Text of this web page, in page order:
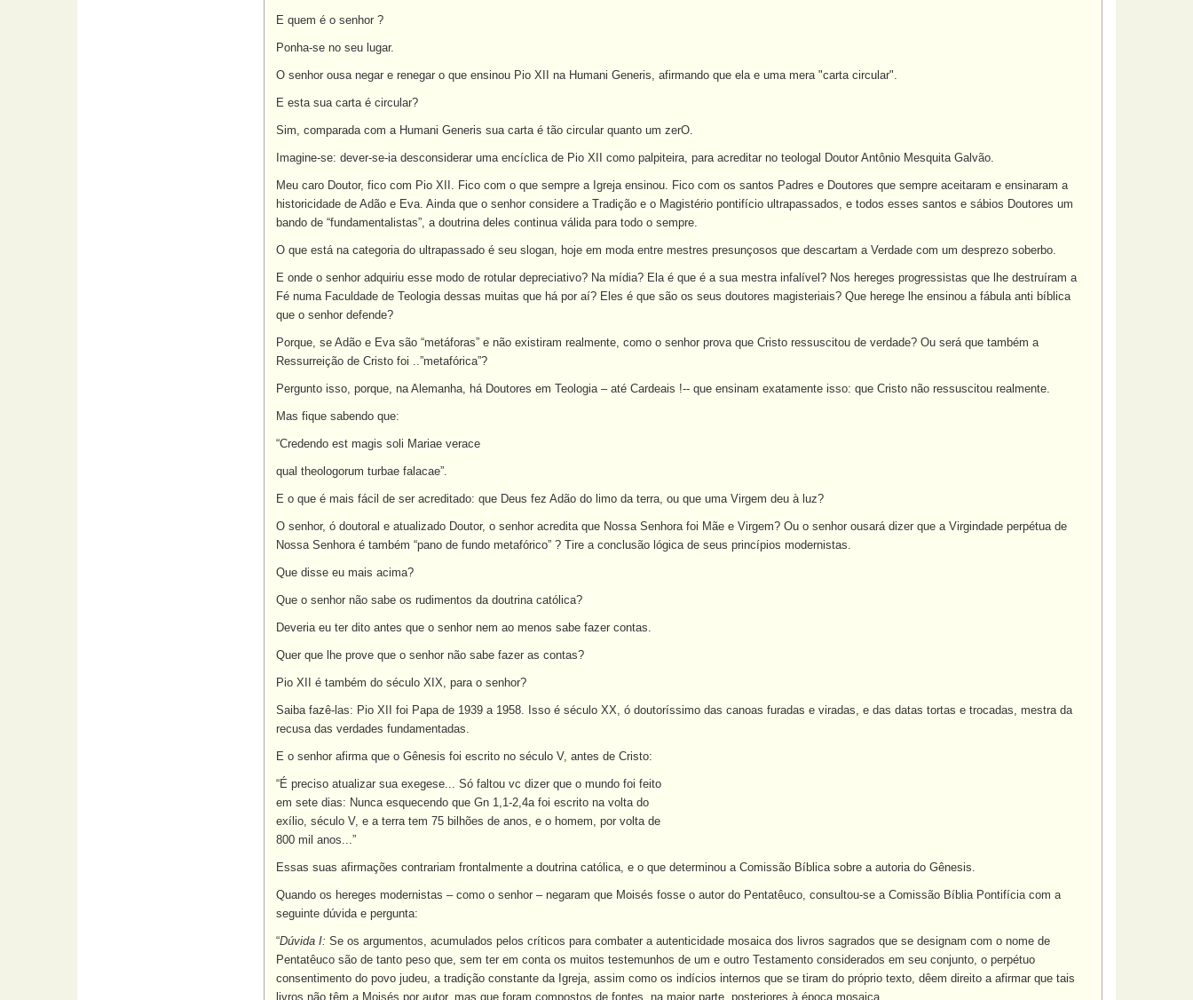
E quem é o senhor ?
Ponha-se no seu lugar.
O senhor ousa negar e renegar o que ensinou Pio XII na Humani Generis, afirmando que ela e uma mera "carta circular".
E esta sua carta é circular?
Sim, comparada com a Humani Generis sua carta é tão circular quanto um zerO.
Imagine-se: dever-se-ia desconsiderar uma encíclica de Pio XII como palpiteira, para acreditar no teologal Doutor Antônio Mesquita Galvão.
Meu caro Doutor, fico com Pio XII. Fico com o que sempre a Igreja ensinou. Fico com os santos Padres e Doutores que sempre aceitaram e ensinaram a
historicidade de Adão e Eva. Ainda que o senhor considere a Tradição e o Magistério pontifício ultrapassados, e todos esses santos e sábios Doutores um
bando de “fundamentalistas”, a doutrina deles continua válida para todo o sempre.
O que está na categoria do ultrapassado é seu slogan, hoje em moda entre mestres presunçosos que descartam a Verdade com um desprezo soberbo.
E onde o senhor adquiriu esse modo de rotular depreciativo? Na mídia? Ela é que é a sua mestra infalível? Nos hereges progressistas que lhe destruíram a
Fé numa Faculdade de Teologia dessas muitas que há por aí? Eles é que são os seus doutores magisteriais? Que herege lhe ensinou a fábula anti bíblica
que o senhor defende?
Porque, se Adão e Eva são “metáforas” e não existiram realmente, como o senhor prova que Cristo ressuscitou de verdade? Ou será que também a
Ressurreição de Cristo foi ..”metafórica”?
Pergunto isso, porque, na Alemanha, há Doutores em Teologia – até Cardeais !-- que ensinam exatamente isso: que Cristo não ressuscitou realmente.
Mas fique sabendo que:
“Credendo est magis soli Mariae verace
qual theologorum turbae falacae”.
E o que é mais fácil de ser acreditado: que Deus fez Adão do limo da terra, ou que uma Virgem deu à luz?
O senhor, ó doutoral e atualizado Doutor, o senhor acredita que Nossa Senhora foi Mãe e Virgem? Ou o senhor ousará dizer que a Virgindade perpétua de
Nossa Senhora é também “pano de fundo metafórico” ? Tire a conclusão lógica de seus princípios modernistas.
Que disse eu mais acima?
Que o senhor não sabe os rudimentos da doutrina católica?
Deveria eu ter dito antes que o senhor nem ao menos sabe fazer contas.
Quer que lhe prove que o senhor não sabe fazer as contas?
Pio XII é também do século XIX, para o senhor?
Saiba fazê-las: Pio XII foi Papa de 1939 a 1958. Isso é século XX, ó doutoríssimo das canoas furadas e viradas, e das datas tortas e trocadas, mestra da
recusa das verdades fundamentadas.
E o senhor afirma que o Gênesis foi escrito no século V, antes de Cristo:
“É preciso atualizar sua exegese... Só faltou vc dizer que o mundo foi feito
em sete dias: Nunca esquecendo que Gn 1,1-2,4a foi escrito na volta do
exílio, século V, e a terra tem 75 bilhões de anos, e o homem, por volta de
800 mil anos...”
Essas suas afirmações contrariam frontalmente a doutrina católica, e o que determinou a Comissão Bíblica sobre a autoria do Gênesis.
Quando os hereges modernistas – como o senhor – negaram que Moisés fosse o autor do Pentatêuco, consultou-se a Comissão Bíblia Pontifícia com a
seguinte dúvida e pergunta:
“Dúvida I: Se os argumentos, acumulados pelos críticos para combater a autenticidade mosaica dos livros sagrados que se designam com o nome de
Pentatêuco são de tanto peso que, sem ter em conta os muitos testemunhos de um e outro Testamento considerados em seu conjunto, o perpétuo
consentimento do povo judeu, a tradição constante da Igreja, assim como os indícios internos que se tiram do próprio texto, dêem direito a afirmar que tais
livros não têm a Moisés por autor, mas que foram compostos de fontes, na maior parte, posteriores à época mosaica.